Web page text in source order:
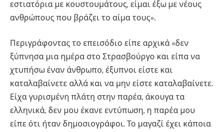
εστιατόρια με κουστουμάτους, είμαι έξω με νέους
ανθρώπους που βράζει το αίμα τους».
Περιγράφοντας το επεισόδιο είπε αρχικά «δεν
ξύπνησα μια ημέρα στο Στρασβούργο και είπα να
χτυπήσω έναν άνθρωπο, έξυπνοι είστε και
καταλαβαίνετε αλλά και να μην είστε καταλαβαίνετε.
Είχα γυρισμένη πλάτη στην παρέα, άκουγα τα
ελληνικά, δεν μου έκανε εντύπωση, η παρέα μου
είπε ότι ήταν δημοσιογράφοι. Το μαγαζί έχει κάποια